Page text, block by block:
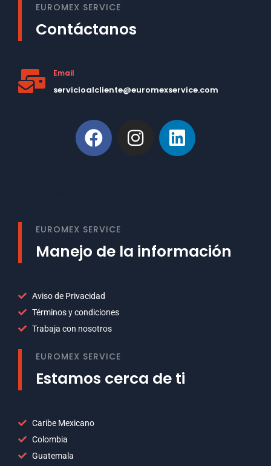
EUROMEX SERVICE
Contáctanos
Email
servicioalcliente@euromexservice.com
EUROMEX SERVICE
Manejo de la información
Aviso de Privacidad
Términos y condiciones
Trabaja con nosotros
EUROMEX SERVICE
Estamos cerca de ti
Caribe Mexicano
Colombia
Guatemala